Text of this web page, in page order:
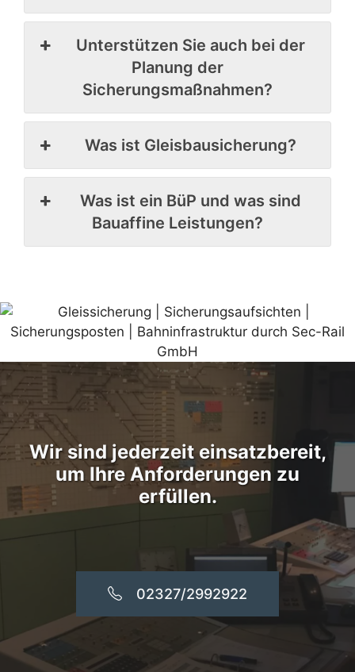
Unterstützen Sie auch bei der
Planung der
Sicherungsmaßnahmen?
Was ist Gleisbausicherung?
Was ist ein BüP und was sind
Bauaffine Leistungen?
Wir sind jederzeit einsatzbereit,
um Ihre Anforderungen zu
erfüllen.
02327/2992922